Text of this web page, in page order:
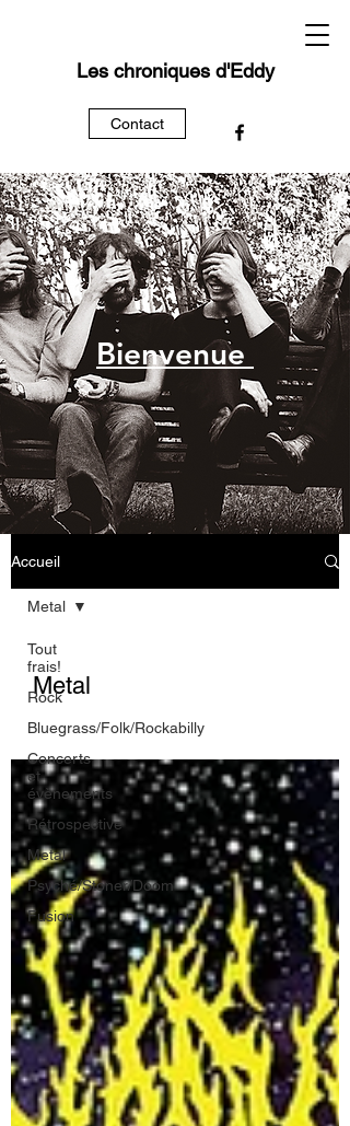
Les chroniques d'Eddy
Contact
Bienvenue
Accueil
Tout
frais!
Rock
Bluegrass/Folk/Rockabilly
Concerts
et
évènements
Rétrospective
Metal
Psyché/Stoner/Doom
Fusion
Metal
Metal